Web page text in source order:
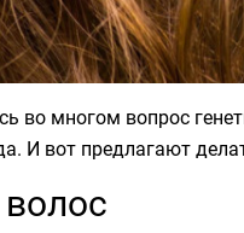
во многом вопрос
И вот предлагают